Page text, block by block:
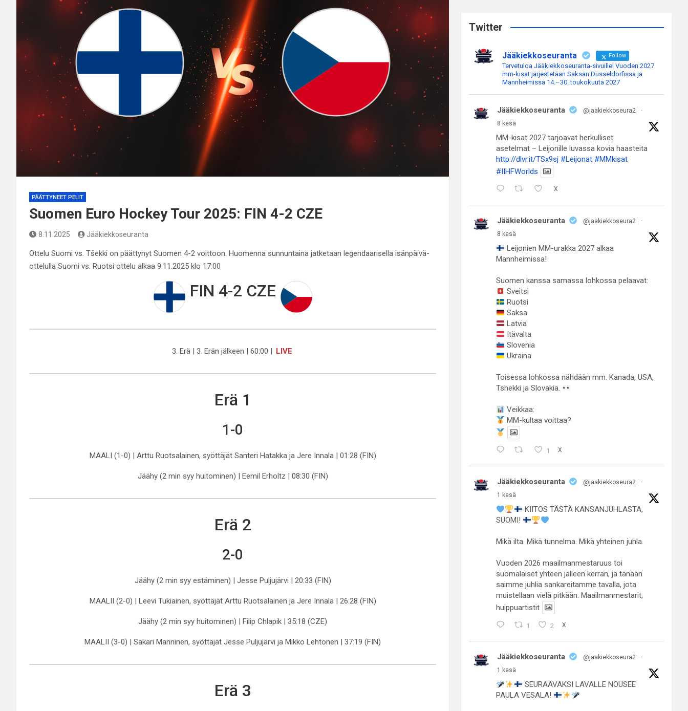
PÄÄTTYNEET PELIT
Suomen Euro Hockey Tour 2025: FIN 4-2 CZE
8.11.2025 Jääkiekkoseuranta
Ottelu Suomi vs. Tšekki on päättynyt Suomen 4-2 voittoon. Huomenna sunnuntaina jatketaan legendaarisella isänpäivä-
ottelulla Suomi vs. Ruotsi ottelu alkaa 9.11.2025 klo 17:00
FIN 4-2 CZE
3. Erä | 3. Erän jälkeen | 60:00 | LIVE
Erä 1
1-0
MAALI (1-0) | Arttu Ruotsalainen, syöttäjät Santeri Hatakka ja Jere Innala | 01:28 (FIN)
Jäähy (2 min syy huitominen) | Eemil Erholtz | 08:30 (FIN)
Erä 2
2-0
Jäähy (2 min syy estäminen) | Jesse Puljujärvi | 20:33 (FIN)
MAALII (2-0) | Leevi Tukiainen, syöttäjät Arttu Ruotsalainen ja Jere Innala | 26:28 (FIN)
Jäähy (2 min syy huitominen) | Filip Chlapik | 35:18 (CZE)
MAALII (3-0) | Sakari Manninen, syöttäjät Jesse Puljujärvi ja Mikko Lehtonen | 37:19 (FIN)
Erä 3
c
Twitter
Jääkiekkoseuranta Follow
Tervetuloa Jääkiekkoseuranta-sivuille! Vuoden 2027
mm-kisat järjestetään Saksan Düsseldorfissa ja
Mannheimissa 14.–30. toukokuuta 2027
Jääkiekkoseuranta @jaakiekkoseura2
·
8 kesä
MM-kisat 2027 tarjoavat herkulliset
asetelmat – Leijonille luvassa kovia haasteita
http://dlvr.it/TSx9sj #Leijonat #MMkisat
#IIHFWorlds
X
Jääkiekkoseuranta @jaakiekkoseura2
·
8 kesä
Leijonien MM-urakka 2027 alkaa
Mannheimissa!
Suomen kanssa samassa lohkossa pelaavat:
Sveitsi
Ruotsi
Saksa
Latvia
Itävalta
Slovenia
Ukraina
Toisessa lohkossa nähdään mm. Kanada, USA,
Tshekki ja Slovakia.
Veikkaa:
MM-kultaa voittaa?
1 X
Jääkiekkoseuranta @jaakiekkoseura2
·
1 kesä
KIITOS TÄSTÄ KANSANJUHLASTA,
SUOMI!
Mikä ilta. Mikä tunnelma. Mikä yhteinen juhla.
Vuoden 2026 maailmanmestaruus toi
suomalaiset yhteen jälleen kerran, ja tänään
saimme juhlia sankareitamme tavalla, jota
muistellaan vielä pitkään. Maailmanmestarit,
huippuartistit
1 2 X
Jääkiekkoseuranta @jaakiekkoseura2
·
1 kesä
SEURAAVAKSI LAVALLE NOUSEE
PAULA VESALA!